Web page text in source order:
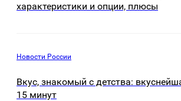
характеристики и опции, плюсы
Новости России
Вкус, знакомый с детства:
15 минут